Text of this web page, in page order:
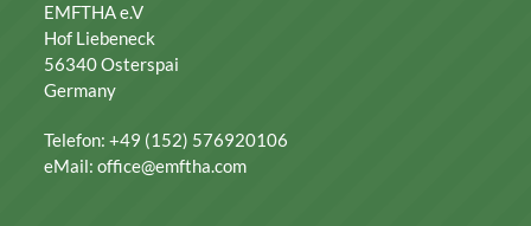
EMFTHA e.V
Hof Liebeneck
56340 Osterspai
Germany
Telefon: +49 (152) 576920106
eMail: office@emftha.com